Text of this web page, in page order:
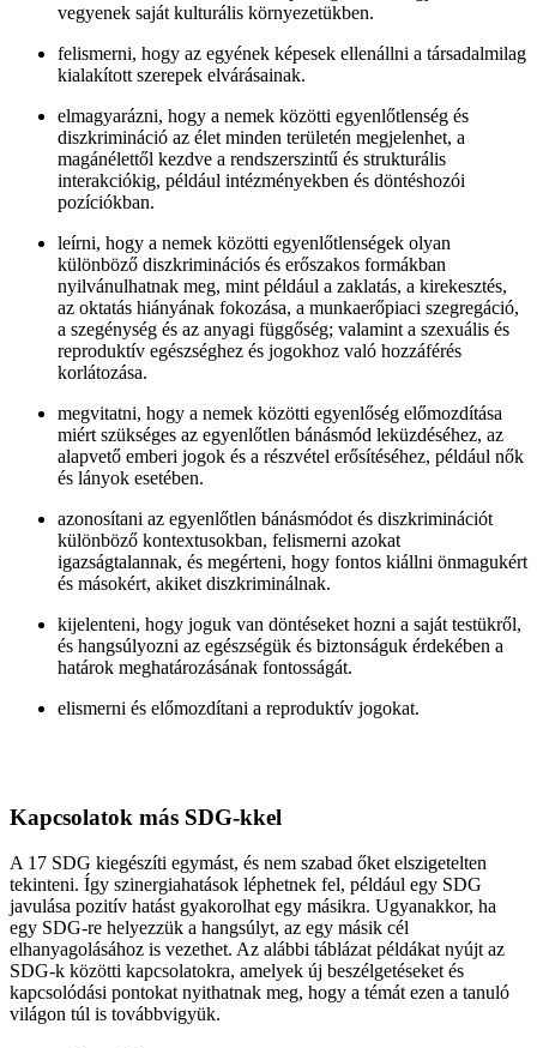
vegyenek saját kulturális környezetükben.
felismerni, hogy az egyének képesek ellenállni a társadalmilag
kialakított szerepek elvárásainak.
elmagyarázni, hogy a nemek közötti egyenlőtlenség és
diszkrimináció az élet minden területén megjelenhet, a
magánélettől kezdve a rendszerszintű és strukturális
interakciókig, például intézményekben és döntéshozói
pozíciókban.
leírni, hogy a nemek közötti egyenlőtlenségek olyan
különböző diszkriminációs és erőszakos formákban
nyilvánulhatnak meg, mint például a zaklatás, a kirekesztés,
az oktatás hiányának fokozása, a munkaerőpiaci szegregáció,
a szegénység és az anyagi függőség; valamint a szexuális és
reproduktív egészséghez és jogokhoz való hozzáférés
korlátozása.
megvitatni, hogy a nemek közötti egyenlőség előmozdítása
miért szükséges az egyenlőtlen bánásmód leküzdéséhez, az
alapvető emberi jogok és a részvétel erősítéséhez, például nők
és lányok esetében.
azonosítani az egyenlőtlen bánásmódot és diszkriminációt
különböző kontextusokban, felismerni azokat
igazságtalannak, és megérteni, hogy fontos kiállni önmagukért
és másokért, akiket diszkriminálnak.
kijelenteni, hogy joguk van döntéseket hozni a saját testükről,
és hangsúlyozni az egészségük és biztonságuk érdekében a
határok meghatározásának fontosságát.
elismerni és előmozdítani a reproduktív jogokat.
Kapcsolatok más SDG-kkel
A 17 SDG kiegészíti egymást, és nem szabad őket elszigetelten
tekinteni. Így szinergiahatások léphetnek fel, például egy SDG
javulása pozitív hatást gyakorolhat egy másikra. Ugyanakkor, ha
egy SDG-re helyezzük a hangsúlyt, az egy másik cél
elhanyagolásához is vezethet. Az alábbi táblázat példákat nyújt az
SDG-k közötti kapcsolatokra, amelyek új beszélgetéseket és
kapcsolódási pontokat nyithatnak meg, hogy a témát ezen a tanuló
világon túl is továbbvigyük.